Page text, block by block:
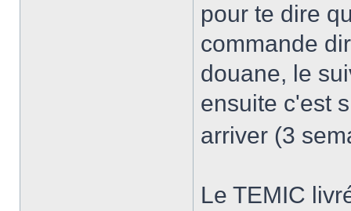
pour te dire
commande
douane, le
ensuite c'est
arriver (3
Le TEMIC